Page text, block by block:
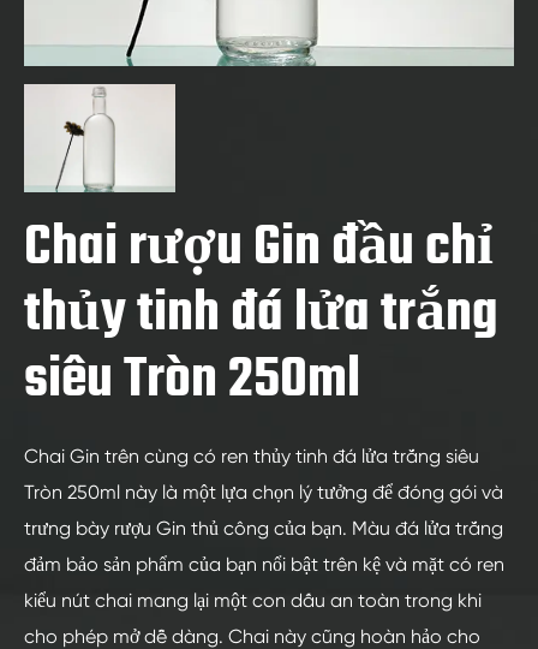
Chai rượu Gin đầu chỉ
thủy tinh đá lửa trắng
siêu Tròn 250ml
Chai Gin trên cùng có ren thủy tinh đá lửa trắng siêu
Tròn 250ml này là một lựa chọn lý tưởng để đóng gói và
trưng bày rượu Gin thủ công của bạn. Màu đá lửa trắng
đảm bảo sản phẩm của bạn nổi bật trên kệ và mặt có ren
kiểu nút chai mang lại một con dấu an toàn trong khi
cho phép mở dễ dàng. Chai này cũng hoàn hảo cho